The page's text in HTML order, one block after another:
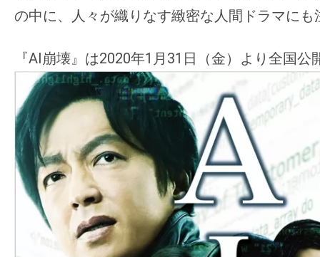
の中に、人々が織りなす緻密な人間ドラマにも
『AI崩壊』は2020年1月31日（金）より全国公